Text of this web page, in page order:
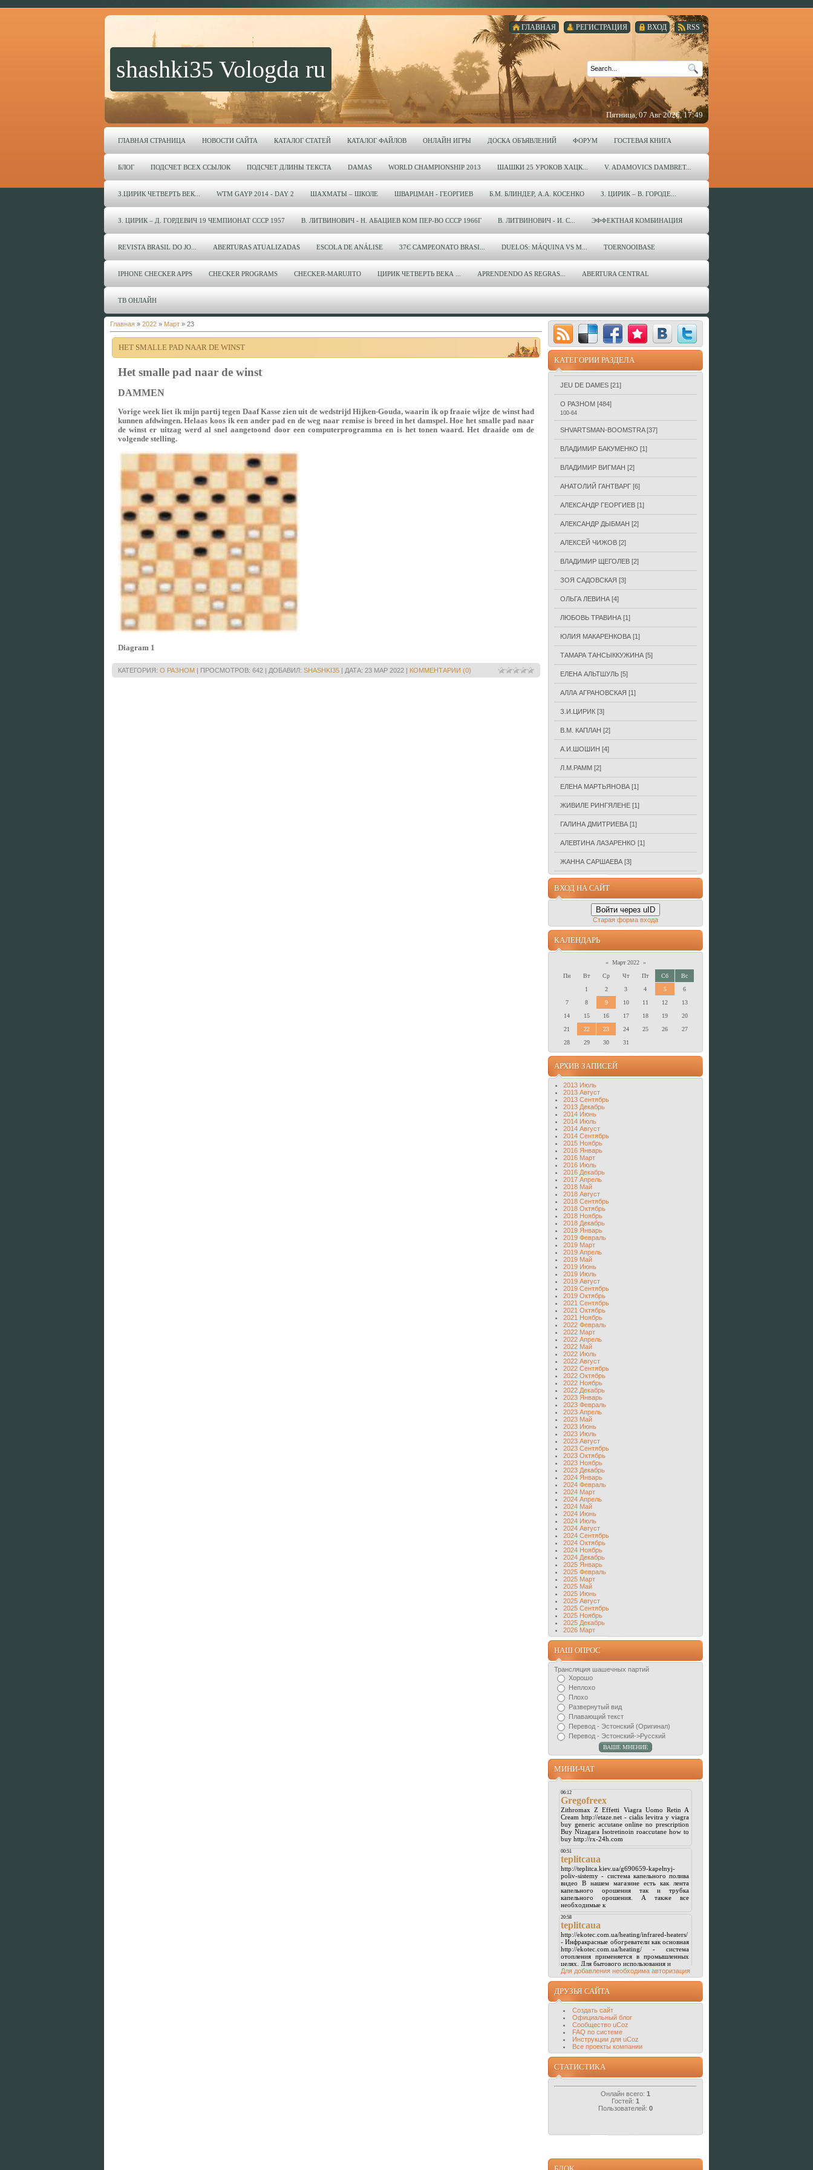
RSS
ВХОД
РЕГИСТРАЦИЯ
ГЛАВНАЯ
shashki35 Vologda ru
Пятница, 07 Авг 2026, 17:49
ГЛАВНАЯ СТРАНИЦА НОВОСТИ САЙТА КАТАЛОГ СТАТЕЙ КАТАЛОГ ФАЙЛОВ ОНЛАЙН ИГРЫ ДОСКА ОБЪЯВЛЕНИЙ ФОРУМ ГОСТЕВАЯ КНИГА
БЛОГ ПОДСЧЕТ ВСЕХ ССЫЛОК ПОДСЧЕТ ДЛИНЫ ТЕКСТА DAMAS WORLD CHAMPIONSHIP 2013 ШАШКИ 25 УРОКОВ ХАЦК... V. ADAMOVICS DAMBRET...
З.ЦИРИК ЧЕТВЕРТЬ ВЕК... WTM GAYP 2014 - DAY 2 ШАХМАТЫ – ШКОЛЕ ШВАРЦМАН - ГЕОРГИЕВ Б.М. БЛИНДЕР, А.А. КОСЕНКО З. ЦИРИК – В. ГОРОДЕ...
З. ЦИРИК – Д. ГОРДЕВИЧ 19 ЧЕМПИОНАТ СССР 1957 В. ЛИТВИНОВИЧ - Н. АБАЦИЕВ КОМ ПЕР-ВО СССР 1966Г В. ЛИТВИНОВИЧ - И. С... ЭФФЕКТНАЯ КОМБИНАЦИЯ
REVISTA BRASIL DO JO... ABERTURAS ATUALIZADAS ESCOLA DE ANÁLISE 37Є CAMPEONATO BRASI... DUELOS: MÁQUINA VS M... TOERNOOIBASE
IPHONE CHECKER APPS CHECKER PROGRAMS CHECKER-MARUJITO ЦИРИК ЧЕТВЕРТЬ ВЕКА ... APRENDENDO AS REGRAS... ABERTURA CENTRAL
ТВ ОНЛАЙН
Главная » 2022 » Март » 23
HET SMALLE PAD NAAR DE WINST
Het smalle pad naar de winst
DAMMEN
Vorige week liet ik mijn partij tegen Daaf Kasse zien uit de wedstrijd Hijken-Gouda, waarin ik op fraaie wijze de winst had
kunnen afdwingen. Helaas koos ik een ander pad en de weg naar remise is breed in het damspel. Hoe het smalle pad naar
de winst er uitzag werd al snel aangetoond door een computerprogramma en is het tonen waard. Het draaide om de
volgende stelling.
Diagram 1
КАТЕГОРИЯ: О РАЗНОМ | ПРОСМОТРОВ: 642 | ДОБАВИЛ: SHASHKI35 | ДАТА: 23 МАР 2022 | КОММЕНТАРИИ (0)
КАТЕГОРИИ РАЗДЕЛА
JEU DE DAMES [21]
О РАЗНОМ [484]
100-64
SHVARTSMAN-BOOMSTRA [37]
ВЛАДИМИР БАКУМЕНКО [1]
ВЛАДИМИР ВИГМАН [2]
АНАТОЛИЙ ГАНТВАРГ [6]
АЛЕКСАНДР ГЕОРГИЕВ [1]
АЛЕКСАНДР ДЫБМАН [2]
АЛЕКСЕЙ ЧИЖОВ [2]
ВЛАДИМИР ЩЕГОЛЕВ [2]
ЗОЯ САДОВСКАЯ [3]
ОЛЬГА ЛЕВИНА [4]
ЛЮБОВЬ ТРАВИНА [1]
ЮЛИЯ МАКАРЕНКОВА [1]
ТАМАРА ТАНСЫККУЖИНА [5]
ЕЛЕНА АЛЬТШУЛЬ [5]
АЛЛА АГРАНОВСКАЯ [1]
З.И.ЦИРИК [3]
В.М. КАПЛАН [2]
А.И.ШОШИН [4]
Л.М.РАММ [2]
ЕЛЕНА МАРТЬЯНОВА [1]
ЖИВИЛЕ РИНГЯЛЕНЕ [1]
ГАЛИНА ДМИТРИЕВА [1]
АЛЕВТИНА ЛАЗАРЕНКО [1]
ЖАННА САРШАЕВА [3]
ВХОД НА САЙТ
Войти через uID
Старая форма входа
КАЛЕНДАРЬ
« Март 2022 »
Пн
Вт Ср Чт Пт Сб
Вс
1
2 3 4 5
6
7
8 9 10 11 12
13
14
15 16 17 18 19
20
21
22 23 24 25 26
27
28
29 30 31
АРХИВ ЗАПИСЕЙ
2013 Июль
2013 Август
2013 Сентябрь
2013 Декабрь
2014 Июнь
2014 Июль
2014 Август
2014 Сентябрь
2015 Ноябрь
2016 Январь
2016 Март
2016 Июль
2016 Декабрь
2017 Апрель
2018 Май
2018 Август
2018 Сентябрь
2018 Октябрь
2018 Ноябрь
2018 Декабрь
2019 Январь
2019 Февраль
2019 Март
2019 Апрель
2019 Май
2019 Июнь
2019 Июль
2019 Август
2019 Сентябрь
2019 Октябрь
2021 Сентябрь
2021 Октябрь
2021 Ноябрь
2022 Февраль
2022 Март
2022 Апрель
2022 Май
2022 Июль
2022 Август
2022 Сентябрь
2022 Октябрь
2022 Ноябрь
2022 Декабрь
2023 Январь
2023 Февраль
2023 Апрель
2023 Май
2023 Июнь
2023 Июль
2023 Август
2023 Сентябрь
2023 Октябрь
2023 Ноябрь
2023 Декабрь
2024 Январь
2024 Февраль
2024 Март
2024 Апрель
2024 Май
2024 Июнь
2024 Июль
2024 Август
2024 Сентябрь
2024 Октябрь
2024 Ноябрь
2024 Декабрь
2025 Январь
2025 Февраль
2025 Март
2025 Май
2025 Июнь
2025 Август
2025 Сентябрь
2025 Ноябрь
2025 Декабрь
2026 Март
НАШ ОПРОС
Трансляция шашечных партий
Хорошо
Неплохо
Плохо
Развернутый вид
Плавающий текст
Перевод - Эстонский (Оригинал)
Перевод - Эстонский->Русский
МИНИ-ЧАТ
Для добавления необходима авторизация
ДРУЗЬЯ САЙТА
Создать сайт
Официальный блог
Сообщество uCoz
FAQ по системе
Инструкции для uCoz
Все проекты компании
СТАТИСТИКА
Онлайн всего: 1
Гостей: 1
Пользователей: 0